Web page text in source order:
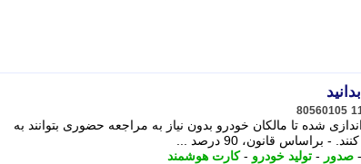
80560105
شده تا مالکان خودرو بدون نیاز به مراجعه حضوری بتوانند به
قانون، 90 درصد ...
- صدور - تولید خودرو -کارت هوشمند